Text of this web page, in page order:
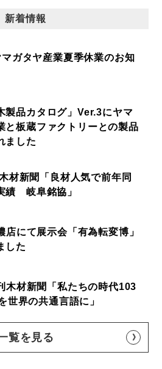
新着情報
ガタヤ産業夏季休業のお知
製品カタログ」Ver.3にヤマ
と板蔵ファクトリーとの製品
ました
材新聞「良材人気で前年同
績 岐阜銘協」
店にて展示会「有為転変博」
した
材新聞「私たちの時代103
世界の共通言語に」
覧を見る